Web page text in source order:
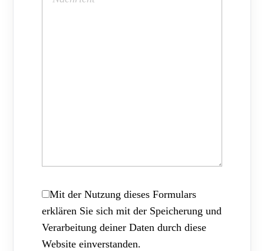
Mit der Nutzung dieses Formulars
erklären Sie sich mit der Speicherung und
Verarbeitung deiner Daten durch diese
Website einverstanden.